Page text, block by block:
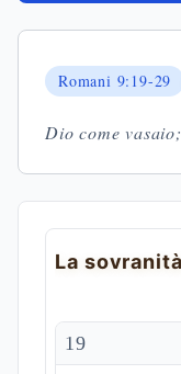
Romani 9:19-29
Dio come
La
19